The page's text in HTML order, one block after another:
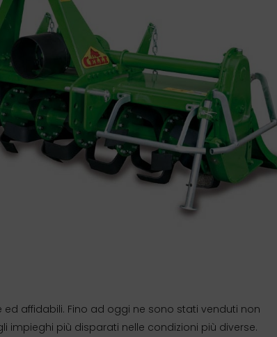
affidabili. Fino ad oggi ne sono stati venduti non
impieghi più disparati nelle condizioni più diverse.